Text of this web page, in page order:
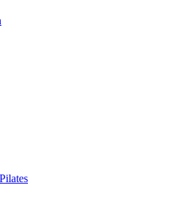
Pilates